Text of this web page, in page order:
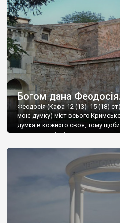
Богом дана
Феодосія (Кафа-12 (13) -15 (18)
мою думку) міст всього
думка в кожного своя, тому щоби
запрошую відвідати це